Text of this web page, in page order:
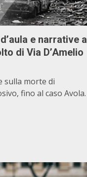
e narrative a
di Via D’Amelio
sulla morte di
fino al caso Avola.